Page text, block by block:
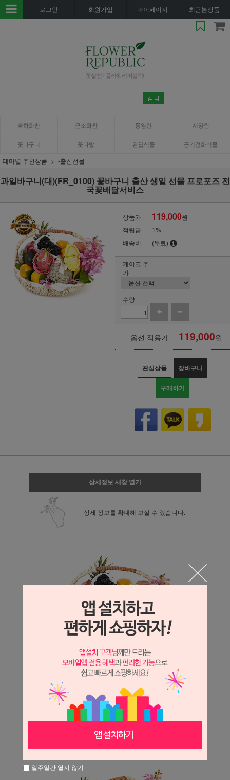
로그인 회원가입 마이페이지 최근본상품
축하화환 근조화환 동양란 서양란
꽃바구니 꽃다발 관엽식물 공기정화식물
테마별 추천상품 -출산선물
과일바구니(대)(FR_0100) 꽃바구니 출산 생일 선물 프로포즈 전
국꽃배달서비스
상품가 119,000원
적립금
1%
배송비
(무료)
케이크 추
가
수량
옵션 적용가 119,000원
관심상품 장바구니
구매하기
상세정보 새창 열기
상세 정보를 확대해 보실 수 있습니다.
일주일간 열지 않기